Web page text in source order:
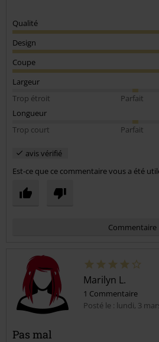
Qualité
Design
Coupe
Largeur
Trop étroit
Parfait
Longueur
Trop court
Parfait
avis vérifié
Est-ce que ce commentaire vous a été
Commentaire
Marilyn L.
1 Commentaire
Posté le : lundi, 3
Pas mal